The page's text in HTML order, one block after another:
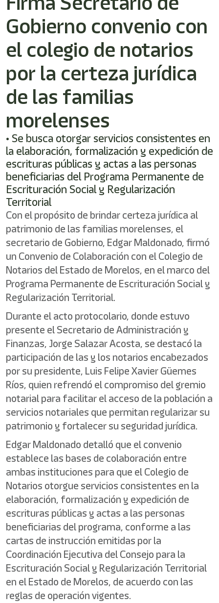
activates
the
screen
help
you
navigate
interact
the
content.
Gobierno convenio con
el colegio de notarios
por la certeza jurídica
de las familias
morelenses
• Se busca otorgar servicios consistentes en
la elaboración, formalización y expedición de
escrituras públicas y actas a las personas
beneficiarias del Programa Permanente de
Escrituración Social y Regularización
Territorial
Con el propósito de brindar certeza jurídica al
patrimonio de las familias morelenses, el
secretario de Gobierno, Edgar Maldonado, firmó
un Convenio de Colaboración con el Colegio de
Notarios del Estado de Morelos, en el marco del
Programa Permanente de Escrituración Social y
Regularización Territorial.
Durante el acto protocolario, donde estuvo
presente el Secretario de Administración y
Finanzas, Jorge Salazar Acosta, se destacó la
participación de las y los notarios encabezados
por su presidente, Luis Felipe Xavier Güemes
Ríos, quien refrendó el compromiso del gremio
notarial para facilitar el acceso de la población a
servicios notariales que permitan regularizar su
patrimonio y fortalecer su seguridad jurídica.
Edgar Maldonado detalló que el convenio
establece las bases de colaboración entre
ambas instituciones para que el Colegio de
Notarios otorgue servicios consistentes en la
elaboración, formalización y expedición de
escrituras públicas y actas a las personas
beneficiarias del programa, conforme a las
cartas de instrucción emitidas por la
Coordinación Ejecutiva del Consejo para la
Escrituración Social y Regularización Territorial
en el Estado de Morelos, de acuerdo con las
reglas de operación vigentes.